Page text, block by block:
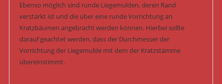
Ebenso möglich sind runde Liegemulden, deren Rand
verstärkt ist und die über eine runde Vorrichtung an
Kratzbäumen angebracht werden können. Hierbei sollte
darauf geachtet werden, dass der Durchmesser der
Vorrichtung der Liegemulde mit dem der Kratzstämme
übereinstimmt.